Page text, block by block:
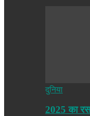
दुनिया
2025 का